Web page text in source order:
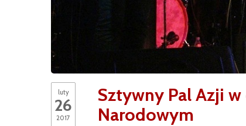
luty
26
2017
Sztywny Pal Azji
Narodowym